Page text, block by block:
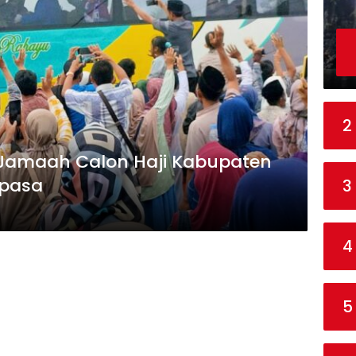
Calon Haji Kabupaten
2
3
4
5